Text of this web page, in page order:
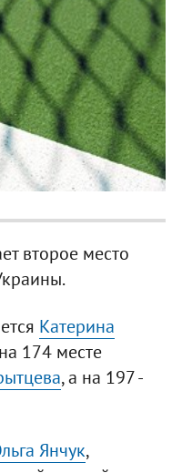
второе место
Катерина
174 месте
, а на 197 -
Янчук,